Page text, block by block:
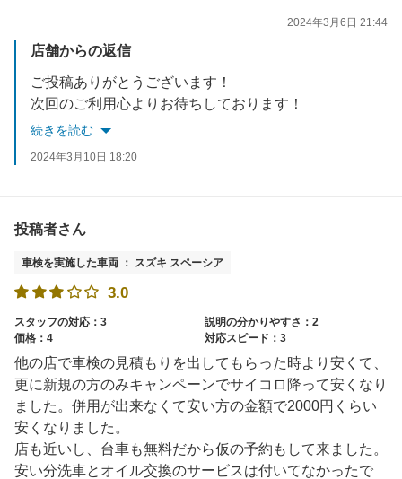
2024年3月6日 21:44
店舗からの返信
ご投稿ありがとうございます！
次回のご利用心よりお待ちしております！
続きを読む
2024年3月10日 18:20
投稿者さん
車検を実施した車両 ： スズキ スペーシア
3.0
スタッフの対応：3
説明の分かりやすさ：2
価格：4
対応スピード：3
他の店で車検の見積もりを出してもらった時より安くて、
更に新規の方のみキャンペーンでサイコロ降って安くなり
ました。併用が出来なくて安い方の金額で2000円くらい
安くなりました。
店も近いし、台車も無料だから仮の予約もして来ました。
安い分洗車とオイル交換のサービスは付いてなかったで